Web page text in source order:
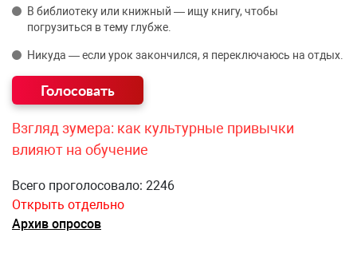
В библиотеку или книжный — ищу книгу, чтобы
погрузиться в тему глубже.
Никуда — если урок закончился, я переключаюсь на отдых.
Взгляд зумера: как культурные привычки
влияют на обучение
Всего проголосовало: 2246
Открыть отдельно
Архив опросов